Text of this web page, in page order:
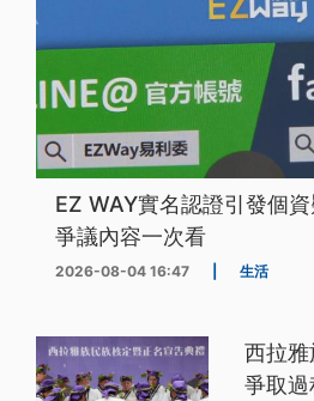
EZ WAY實名認證引發個
爭議內容一次看
2026-08-04 16:47 生活
西拉
爭取